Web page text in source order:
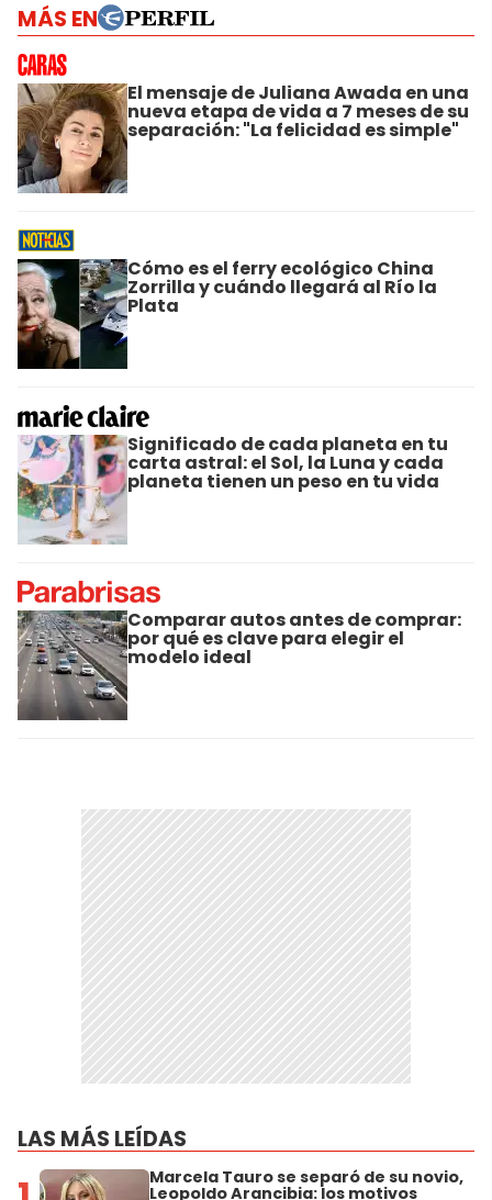
MÁS EN
El mensaje de Juliana Awada en una
nueva etapa de vida a 7 meses de su
separación: "La felicidad es simple"
Cómo es el ferry ecológico China
Zorrilla y cuándo llegará al Río la
Plata
Significado de cada planeta en tu
carta astral: el Sol, la Luna y cada
planeta tienen un peso en tu vida
Comparar autos antes de comprar:
por qué es clave para elegir el
modelo ideal
LAS MÁS LEÍDAS
Marcela Tauro se separó de su novio,
Leopoldo Arancibia: los motivos